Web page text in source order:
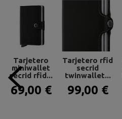
Tarjetero
miniwallet
secrid rfid...
69,00 €
Tarjetero rfid
secrid
twinwallet...
99,00 €